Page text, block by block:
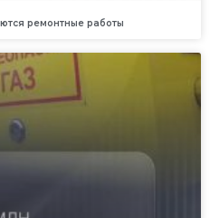
ремонтные работы